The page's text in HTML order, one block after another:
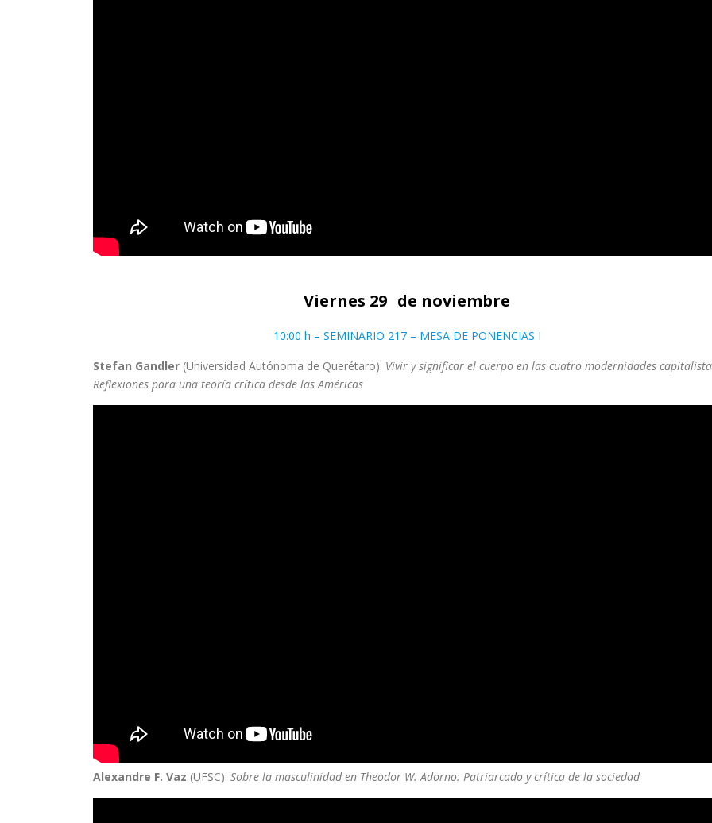
Viernes 29 de noviembre
10:00 h – SEMINARIO 217 – MESA DE PONENCIAS I
Stefan Gandler (Universidad Autónoma de Querétaro): Vivir y significar el cuerpo en las cuatro modernidades
Reflexiones para una teoría crítica desde las Américas
Alexandre F. Vaz (UFSC): Sobre la masculinidad en Theodor W. Adorno: Patriarcado y crítica de la sociedad